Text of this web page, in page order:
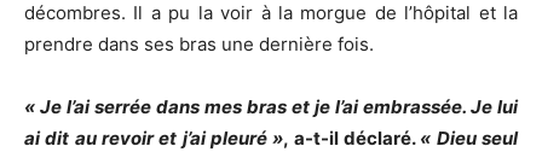
décombres. Il a pu la voir à la morgue de l’hôpital et la
prendre dans ses bras une dernière fois.
« Je l’ai serrée dans mes bras et je l’ai embrassée. Je lui
ai dit au revoir et j’ai pleuré », a-t-il déclaré. « Dieu seul